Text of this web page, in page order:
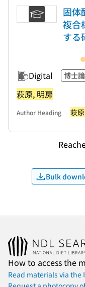
固体
複合
する
Digital 博士
萩原, 明房
Author Heading 萩
Bulk
How to access the
Read materials via the